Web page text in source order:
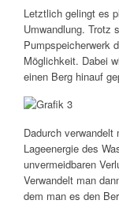
Letztlich gelingt es
Umwandlung. Trotz
Pumpspeicherwerk
Möglichkeit. Dabei
einen Berg hinauf
Dadurch
Lageenergie des
unvermeidbaren
Verwandelt man
dem man es den